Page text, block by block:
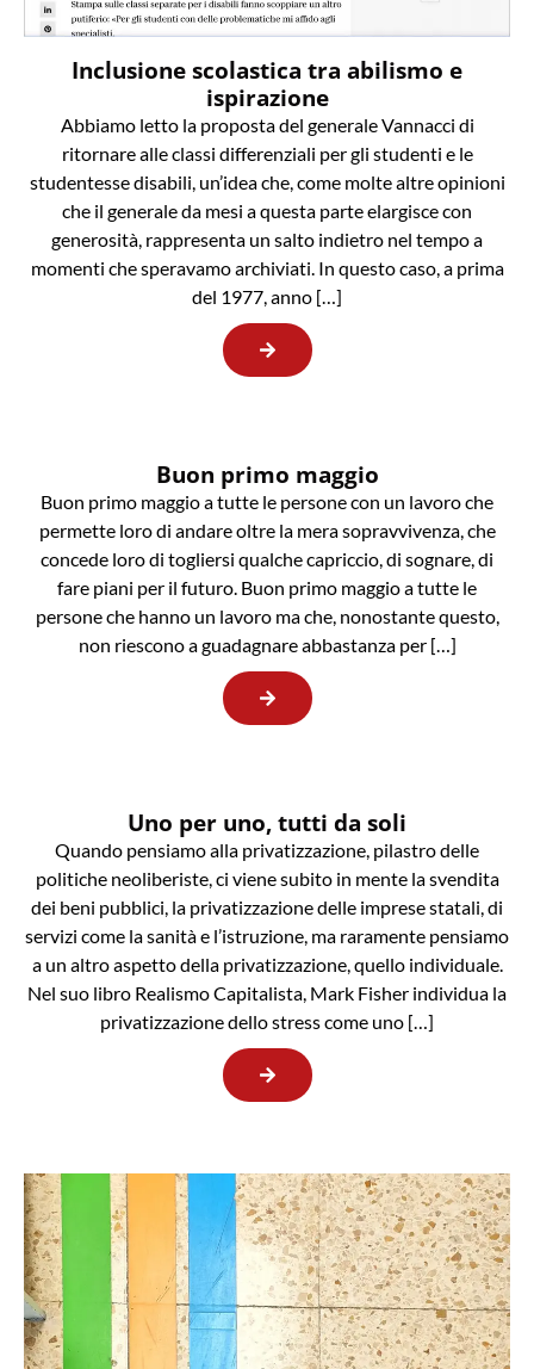
Inclusione scolastica tra abilismo e
ispirazione
Abbiamo letto la proposta del generale Vannacci di
ritornare alle classi differenziali per gli studenti e le
studentesse disabili, un’idea che, come molte altre opinioni
che il generale da mesi a questa parte elargisce con
generosità, rappresenta un salto indietro nel tempo a
momenti che speravamo archiviati. In questo caso, a prima
del 1977, anno […]
Buon primo maggio
Buon primo maggio a tutte le persone con un lavoro che
permette loro di andare oltre la mera sopravvivenza, che
concede loro di togliersi qualche capriccio, di sognare, di
fare piani per il futuro. Buon primo maggio a tutte le
persone che hanno un lavoro ma che, nonostante questo,
non riescono a guadagnare abbastanza per […]
Uno per uno, tutti da soli
Quando pensiamo alla privatizzazione, pilastro delle
politiche neoliberiste, ci viene subito in mente la svendita
dei beni pubblici, la privatizzazione delle imprese statali, di
servizi come la sanità e l’istruzione, ma raramente pensiamo
a un altro aspetto della privatizzazione, quello individuale.
Nel suo libro Realismo Capitalista, Mark Fisher individua la
privatizzazione dello stress come uno […]